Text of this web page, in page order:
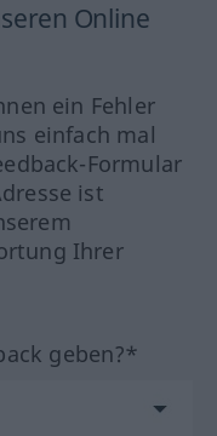
Online
ein Fehler
einfach mal
Formular
ist
Ihrer
geben?*